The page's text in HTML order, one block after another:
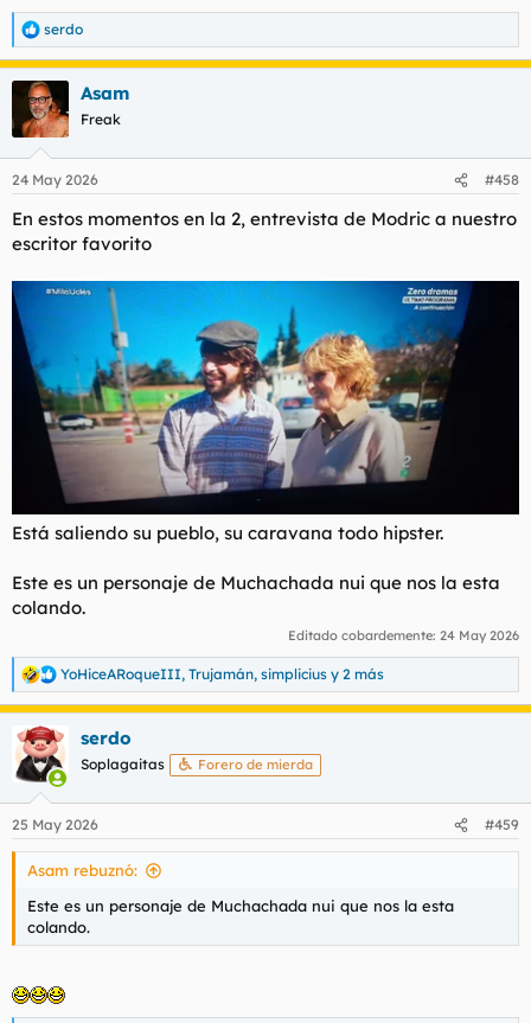
R
e
a
i
e
:
serdo
Asam
Freak
24 May 2026 #458
En estos momentos en la 2, entrevista de Modric a nuestro
escritor favorito
Está saliendo su pueblo, su caravana todo hipster.
Este es un personaje de Muchachada nui que nos la esta
colando.
Editado cobardemente: 24 May 2026
R
e
a
c
c
i
e
s
YoHiceARoqueIII, Trujamán, simplicius y 2 más
serdo
Soplagaitas Forero de mierda
25 May 2026 #459
Asam rebuznó:
Este es un personaje de Muchachada nui que nos la esta
colando.